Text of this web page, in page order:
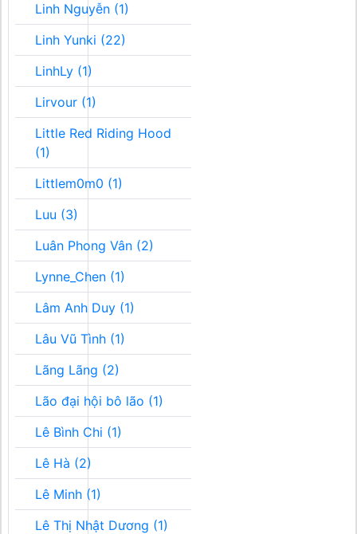
Linh Nguyễn (1)
Linh Yunki (22)
LinhLy (1)
Lirvour (1)
Little Red Riding Hood
(1)
Littlem0m0 (1)
Luu (3)
Luân Phong Vân (2)
Lynne_Chen (1)
Lâm Anh Duy (1)
Lâu Vũ Tình (1)
Lãng Lãng (2)
Lão đại hội bô lão (1)
Lê Bình Chi (1)
Lê Hà (2)
Lê Minh (1)
Lê Thị Nhật Dương (1)